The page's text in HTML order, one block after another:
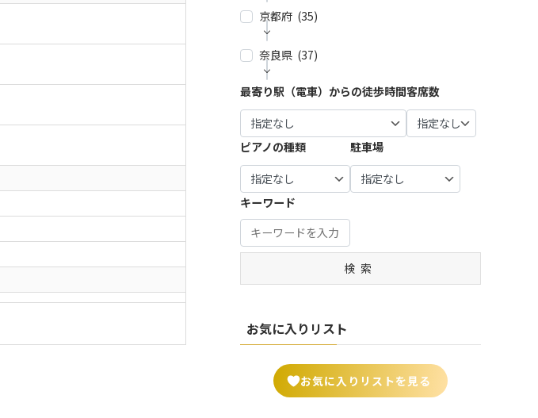
| … 目黒
田谷
| … 豊島
区・文
京区 (1
0)
| … 練馬
区・板
橋区 (1
| … 中野
区・杉
3)
区・台
東区・
区・荒
川区 (2
| … 相模
茅ヶ崎
市・平
| … 厚木
市・小
田原
市・町
田市・
大和
市・海
市 (5)
深谷
巣市 (6)
市・熊
谷市・
坂戸
市・羽
生市 (6)
| … 比企
郡・入
間郡・
入間
市・秩
郡・北
足立
| … さい
たま
市・市
市・佐
4)
| … 市川
市・柏
市・習
志野
市・流
山市 (1
7)
| … 野田
市・成
木更津
我孫子
市 (19)
| … 四街
道市・
君津
海市・
市・刈
谷市 (7)
市・安
城市・
2)
市・西
0)
市・中
市 (5)
| … 瑞穂
県市 (1)
| … 郡上
郡 (3)
| … 伊勢
市・志
市 (61)
阪市 ・
枚方
田市・
泉佐野
市 (9)
| … 豊中
市・吹
田市 ・
高槻
市・茨
木市 (1
5)
市・寝
和田
市・守
口市 (5)
| … 門真
| … 神戸
屋市 (1
5)
| … 尼崎
宮市・
宝塚
市 (7)
| … 姫路
市・明
石市・
伊丹
市 (8)
京都府 (35)
| … 京都
治市 (1
| … 向日
市・八
綾部
市・宮
津市・
南丹
市・京
丹後
城陽
市・京
市・木
津川
奈良県 (37)
| … 奈良
市・橿
原市・
生駒
市・生
駒郡 (2
1)
| … 大和
郡山
市・香
| … 葛城
市・平
群町・
王寺
町・大
最寄り駅（電車）からの徒歩時間客席数
ピアノの種類 駐車場
キーワード
検索
お気に入りリスト
お気に入りリストを見る